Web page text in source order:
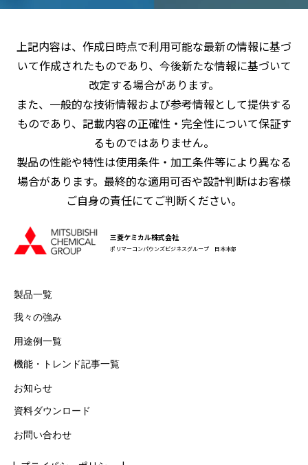
上記内容は、作成日時点で利用可能な最新の情報に基づ
いて作成されたものであり、今後新たな情報に基づいて
改定する場合があります。
また、一般的な技術情報および参考情報として提供する
ものであり、記載内容の正確性・完全性について保証す
るものではありません。
製品の性能や特性は使用条件・加工条件等により異なる
場合があります。最終的な適用可否や設計判断はお客様
ご自身の責任にてご判断ください。
三菱ケミカル株式会社
ポリマーコンパウンズビジネスグループ 日本本部
製品一覧
我々の強み
用途例一覧
機能・トレンド記事一覧
お知らせ
資料ダウンロード
お問い合わせ